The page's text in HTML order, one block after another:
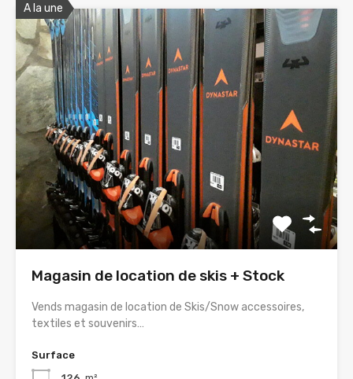
A la une
Magasin de location de skis + Stock
Vends magasin de location de Skis/Snow accessoires,
textiles et souvenirs…
Surface